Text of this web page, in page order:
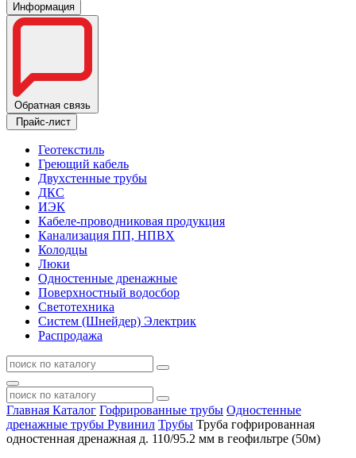
Информация
Обратная связь
Прайс-лист
Геотекстиль
Греющий кабель
Двухстенные трубы
ДКС
ИЭК
Кабеле-проводниковая продукция
Канализация ПП, НПВХ
Колодцы
Люки
Одностенные дренажные
Поверхностный водосбор
Светотехника
Систем (Шнейдер) Электрик
Распродажа
Главная Каталог Гофрированные трубы Одностенные
дренажные трубы Рувинил Трубы Труба гофрированная
одностенная дренажная д. 110/95.2 мм в геофильтре (50м)